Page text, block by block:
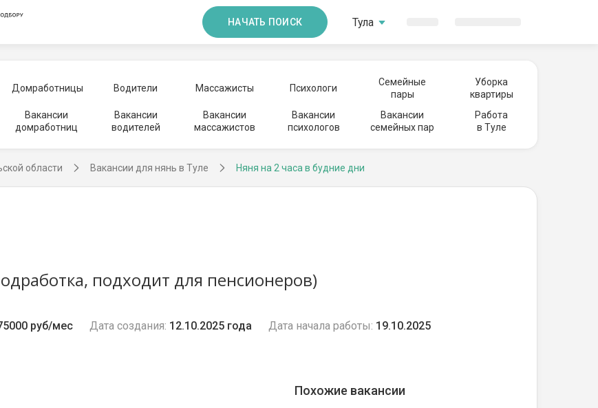
НАЧАТЬ ПОИСК Тула
Домработницы Водители Массажисты Психологи
Семейные
пары
Уборка
квартиры
Вакансии
домработниц
Вакансии
водителей
Вакансии
массажистов
Вакансии
психологов
Вакансии
семейных пар
Работа
в Туле
области Вакансии для нянь в Туле Няня на 2 часа в будние дни
подходит для пенсионеров)
руб/мес Дата создания: 12.10.2025 года Дата начала работы: 19.10.2025
Похожие вакансии